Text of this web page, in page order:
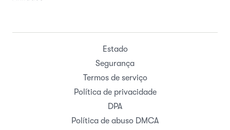
Estado
Segurança
Termos de serviço
Política de privacidade
DPA
Política de abuso DMCA